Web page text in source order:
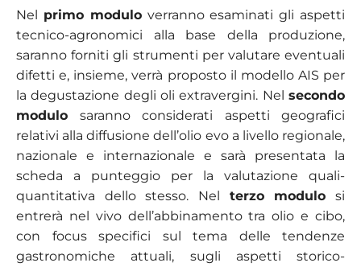
Nel primo moduloverranno esaminati gli aspetti
tecnico-agronomici alla base della produzione,
saranno forniti gli strumenti per valutare eventuali
difetti e, insieme, verrà proposto il modello AIS per
la degustazione degli oli extravergini. Nel secondo
modulo saranno considerati aspetti geografici
relativi alla diffusione dell’olio evo a livello regionale,
nazionale e internazionale e sarà presentata la
scheda a punteggio per la valutazione quali-
quantitativa dello stesso. Nel terzo modulo si
entrerà nel vivo dell’abbinamento tra olio e cibo,
con focus specifici sul tema delle tendenze
gastronomiche attuali, sugli aspetti storico-